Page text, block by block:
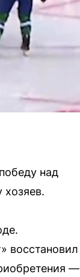
над
восстановил
—